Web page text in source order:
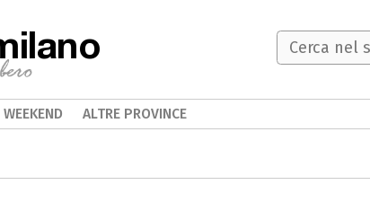
WEEKEND ALTRE PROVINCE